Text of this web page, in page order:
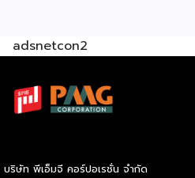
วัตถุดิบหลัก หมูสามชั้น 2 กก. 340
บาท มะนาว 10 ลูก 26 บาท ข้าวคั่
ก. 22 บาท หอมแดง 500 ก. 45 […]
adsnetcon2
บริษัท พีเอ็มจี คอร์ปอเรชั่น จำกัด